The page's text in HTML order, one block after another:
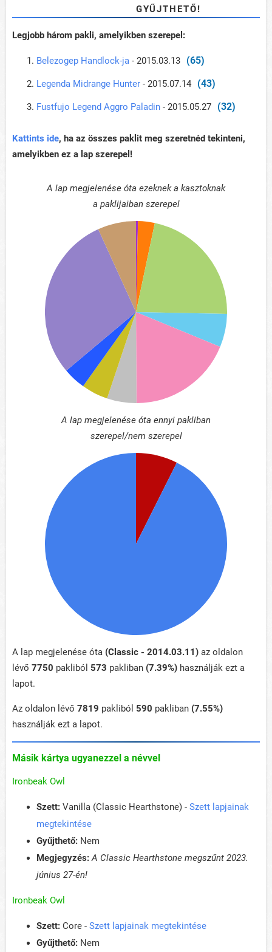
GYŰJTHETŐ!
Legjobb három pakli, amelyikben szerepel:
Belezogep Handlock-ja - 2015.03.13 (65)
Legenda Midrange Hunter - 2015.07.14 (43)
Fustfujo Legend Aggro Paladin - 2015.05.27 (32)
Kattints ide, ha az összes paklit meg szeretnéd tekinteni,
amelyikben ez a lap szerepel!
A lap megjelenése óta ezeknek a kasztoknak
a paklijaiban szerepel
A lap megjelenése óta ennyi pakliban
szerepel/nem szerepel
A lap megjelenése óta (Classic - 2014.03.11) az oldalon
lévő 7750 pakliból 573 pakliban (7.39%) használják ezt a
lapot.
Az oldalon lévő 7819 pakliból 590 pakliban (7.55%)
használják ezt a lapot.
Másik kártya ugyanezzel a névvel
Ironbeak Owl
Szett: Vanilla (Classic Hearthstone) - Szett lapjainak
megtekintése
Gyűjthető: Nem
Megjegyzés: A Classic Hearthstone megszűnt 2023.
június 27-én!
Ironbeak Owl
Szett: Core - Szett lapjainak megtekintése
Gyűjthető: Nem